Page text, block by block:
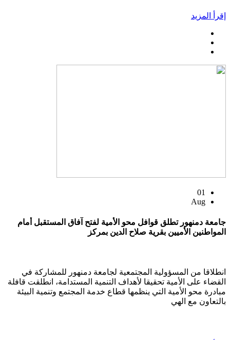
إقرأ المزيد
01
Aug
جامعة دمنهور تطلق قوافل محو الأمية لفتح آفاق المستقبل أمام
المواطنين الأميين بقرية صلاح الدين بمركز
انطلاقا من المسؤولية المجتمعية لجامعة دمنهور للمشاركة في
القضاء على الأمية تحقيقا لأهداف التنمية المستدامة، انطلقت قافلة
مبادرة محو الأمية التي ينظمها قطاع خدمة المجتمع وتنمية البيئة
بالتعاون مع الهي